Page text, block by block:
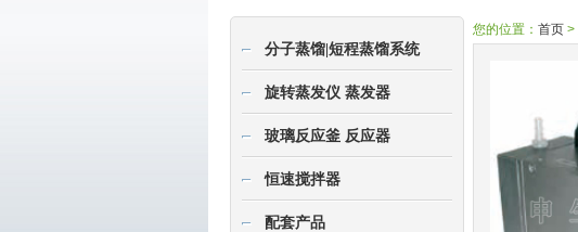
分子蒸馏|短程蒸馏系统
旋转蒸发仪 蒸发器
玻璃反应釜 反应器
恒速搅拌器
配套产品
您的位置： 首页 >